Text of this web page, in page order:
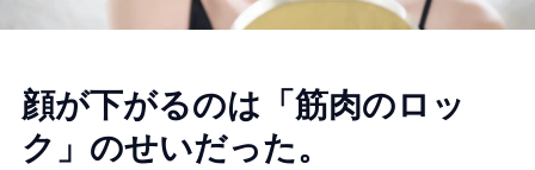
顔が下がるのは「筋肉のロッ
ク」のせいだった。